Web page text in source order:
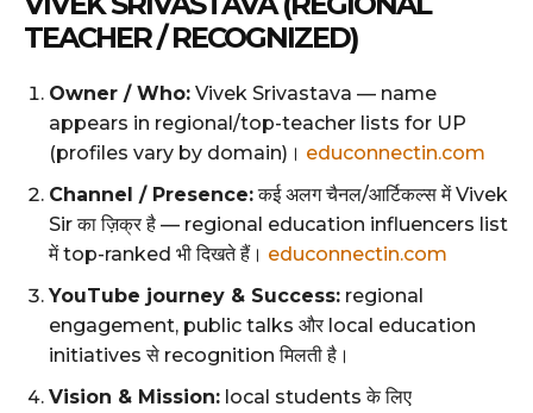
TEACHER / RECOGNIZED)
Owner / Who: Vivek Srivastava — name
appears in regional/top-teacher lists for UP
(profiles vary by domain)। educonnectin.com
Channel / Presence:कई अलग चैनल/आर्टिकल्स में Vivek
Sir का ज़िक्र है — regional education influencers list
में top-ranked भी दिखते हैं। educonnectin.com
YouTube journey & Success: regional
engagement, public talks और local education
initiatives से recognition मिलती है।
Vision & Mission: local students के लिए